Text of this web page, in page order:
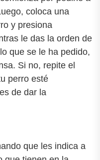
coloca una
y presiona
le das la orden de
que se le ha pedido,
Si no, repite el
perro esté
de dar la
que les indica a